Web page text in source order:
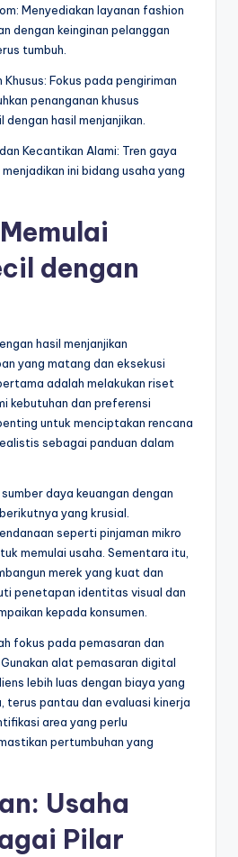
Menyediakan layanan fashion
dengan keinginan pelanggan
tumbuh.
Khusus: Fokus pada pengiriman
penanganan khusus
hasil menjanjikan.
Kecantikan Alami: Tren gaya
ini bidang usaha yang
dengan
hasil menjanjikan
yang matang dan eksekusi
adalah melakukan riset
kebutuhan dan preferensi
untuk menciptakan rencana
sebagai panduan dalam
daya keuangan dengan
yang krusial.
seperti pinjaman mikro
memulai usaha. Sementara itu,
merek yang kuat dan
penetapan identitas visual dan
kepada konsumen.
fokus pada pemasaran dan
alat pemasaran digital
lebih luas dengan biaya yang
terus pantau dan evaluasi kinerja
area yang perlu
pertumbuhan yang
Usaha
Pilar